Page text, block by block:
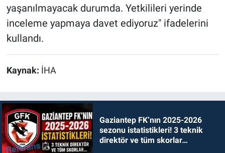
yaşanılmayacak durumda. Yetkilileri yerinde
inceleme yapmaya davet ediyoruz" ifadelerini
kullandı.
Kaynak: İHA
Gaziantep FK’nın 2025-2026
sezonu istatistikleri! 3 teknik
direktör ve tüm skorlar…